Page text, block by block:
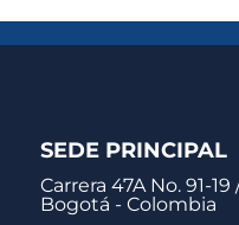
SEDE PRINCIPAL
Carrera 47A No. 91-
Bogotá - Colombia